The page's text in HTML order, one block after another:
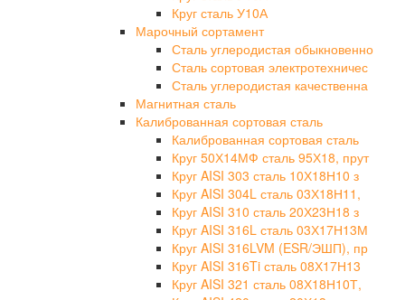
Круг сталь У10А
Марочный сортамент
Сталь углеродистая обыкновенно
Сталь сортовая электротехничес
Сталь углеродистая качественна
Магнитная сталь
Калиброванная сортовая сталь
Калиброванная сортовая сталь
Круг 50Х14МФ сталь 95Х18, прут
Круг AISI 303 сталь 10Х18Н10 з
Круг AISI 304L сталь 03Х18Н11,
Круг AISI 310 сталь 20Х23Н18 з
Круг AISI 316L сталь 03Х17Н13М
Круг AISI 316LVM (ESR/ЭШП), пр
Круг AISI 316Ti сталь 08Х17Н13
Круг AISI 321 сталь 08Х18Н10Т,